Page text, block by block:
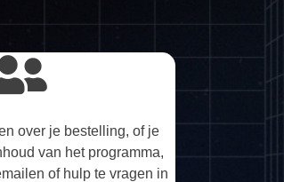
over je bestelling, of je
van het programma,
of hulp te vragen in